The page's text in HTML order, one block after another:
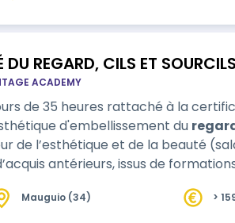
DU REGARD, CILS ET
ACADEMY
de 35 heures rattaché à la
d'embellissement du
de l’esthétique et de la beauté
antérieurs, issus de
Mauguio (34) >